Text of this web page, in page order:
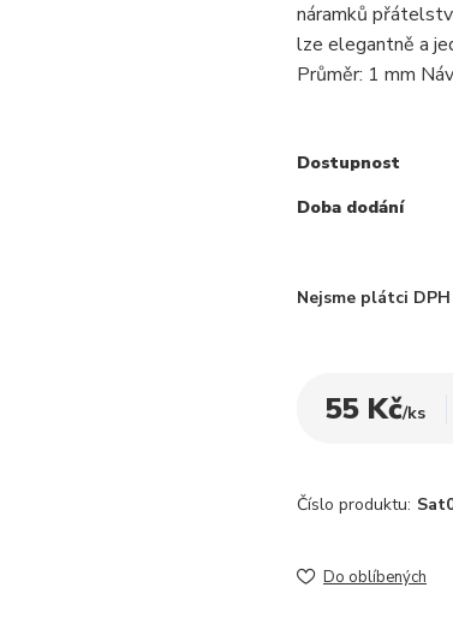
náramků
lze elegantně a
Průměr: 1 mm
Dostupnost
Doba dodání
Nejsme plátci DPH
55 Kč/ks
Číslo produktu:
Do oblíbených